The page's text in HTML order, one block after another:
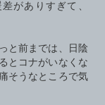
がありすぎて、
と前までは、日陰
とコナがいなくな
そうなところで気